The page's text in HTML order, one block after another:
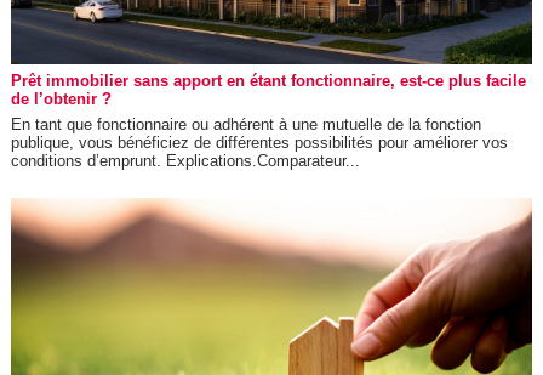
Prêt immobilier sans apport en étant fonctionnaire, est-ce plus facile
de l’obtenir ?
En tant que fonctionnaire ou adhérent à une mutuelle de la fonction
publique, vous bénéficiez de différentes possibilités pour améliorer vos
conditions d’emprunt. Explications.Comparateur...